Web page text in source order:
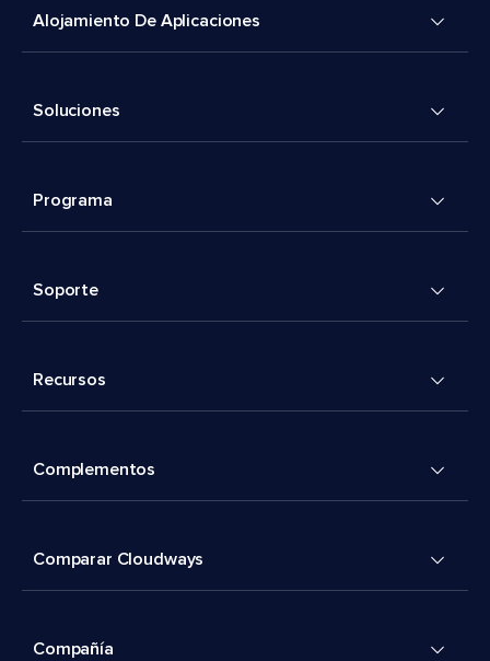
Alojamiento De Aplicaciones
Soluciones
Programa
Soporte
Recursos
Complementos
Comparar Cloudways
Compañía